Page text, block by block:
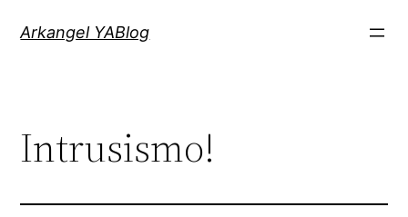
Arkangel YABlog
Intrusismo!